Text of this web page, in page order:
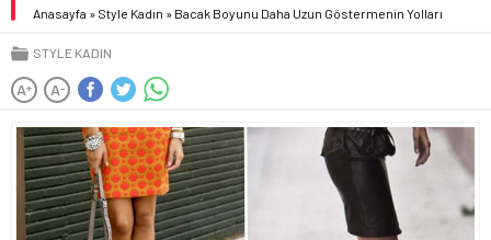
Anasayfa » Style Kadın » Bacak Boyunu Daha Uzun Göstermenin Yolları
STYLE KADIN
A+ A-